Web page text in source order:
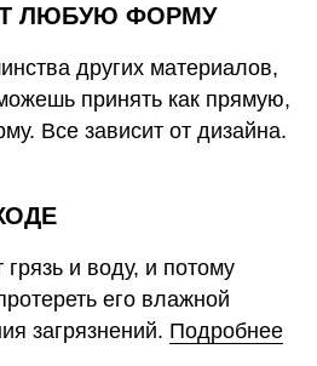
ЛЮБУЮ ФОРМУ
других материалов,
принять как прямую,
Все зависит от дизайна.
и воду, и потому
его влажной
загрязнений. Подробнее